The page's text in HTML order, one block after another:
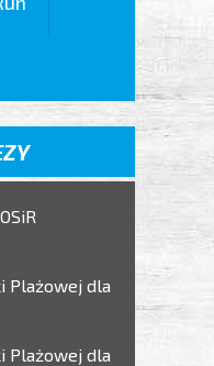
Plażowej dla
Plażowej dla